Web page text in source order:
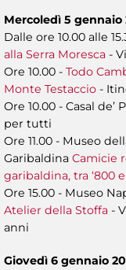
Mercoledì 5 gennaio
Dalle ore 10.00 alle
alla Serra Moresca -
Ore 10.00 - Todo
Monte Testaccio -
Ore 10.00 - Casal de’
per tutti
Ore 11.00 - Museo
Garibaldina Camicie
garibaldina, tra ‘800 e
Ore 15.00 - Museo
Atelier della Stoffa -
anni
Giovedì 6 gennaio